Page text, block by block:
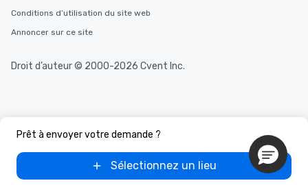
Prêt à envoyer votre demande ?
Sélectionnez un lieu
Conditions d’utilisation du site web
Annoncer sur ce site
Droit d’auteur © 2000-2026 Cvent Inc.